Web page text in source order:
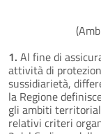
1. Al fine di
attività di
sussidiarietà,
la Regione
gli ambiti
relativi criteri